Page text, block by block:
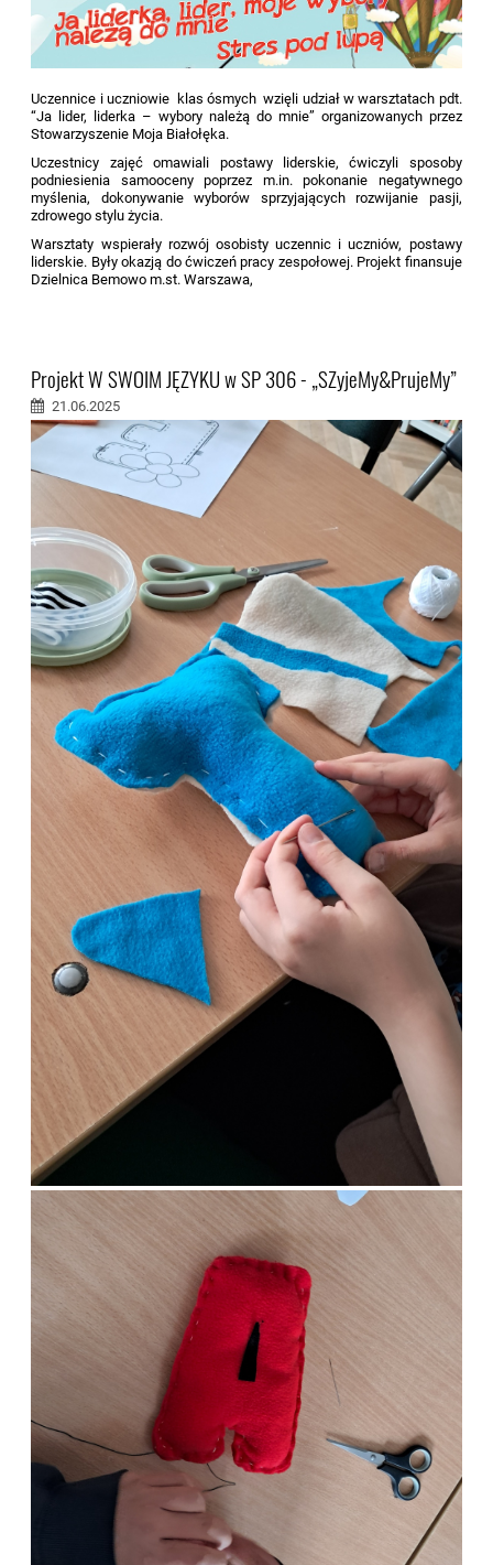
Uczennice i uczniowie klas ósmych wzięli udział w warsztatach pdt.
“Ja lider, liderka – wybory należą do mnie” organizowanych przez
Stowarzyszenie Moja Białołęka.
Uczestnicy zajęć omawiali postawy liderskie, ćwiczyli sposoby
podniesienia samooceny poprzez m.in. pokonanie negatywnego
myślenia, dokonywanie wyborów sprzyjających rozwijanie pasji,
zdrowego stylu życia.
Warsztaty wspierały rozwój osobisty uczennic i uczniów, postawy
liderskie. Były okazją do ćwiczeń pracy zespołowej. Projekt finansuje
Dzielnica Bemowo m.st. Warszawa,
Projekt W SWOIM JĘZYKU w SP 306 - „SZyjeMy&PrujeMy”
21.06.2025